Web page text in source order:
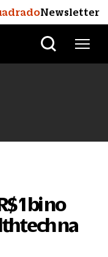
Newsletter
1 bi no
na